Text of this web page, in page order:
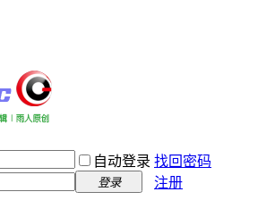
自动登录 找回密码
登录 注册